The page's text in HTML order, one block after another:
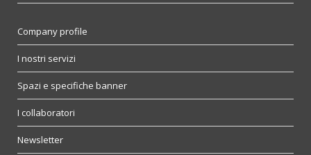
Company profile
I nostri servizi
Spazi e specifiche banner
I collaboratori
Newsletter